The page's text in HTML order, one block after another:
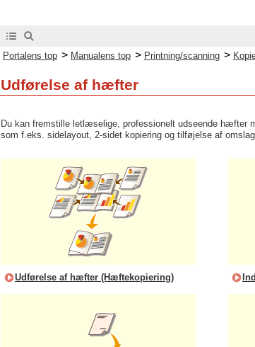
Portalens top > Manualens top > Printning/scanning >
Udførelse af hæfter
Du kan fremstille letlæselige, professionelt udseende hæfter
som f.eks. sidelayout, 2-sidet kopiering og tilføjelse af
Udførelse af hæfter (Hæftekopiering)